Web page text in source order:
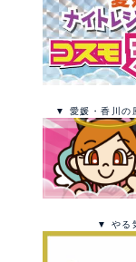
▼ 愛媛・香川の
▼ やる